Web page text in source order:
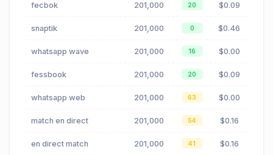
fecbok 201,000 20 $0.09
snaptik 201,000 0 $0.46
whatsapp wave 201,000 16 $0.00
fessbook 201,000 20 $0.09
whatsapp web 201,000 63 $0.00
match en direct 201,000 54 $0.16
en direct match 201,000 41 $0.16